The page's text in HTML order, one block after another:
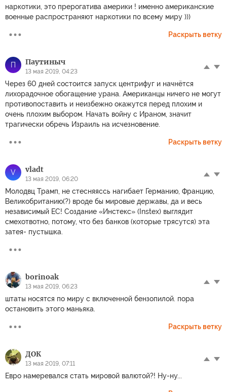
наркотики, это прерогатива америки ! именно американские
военные распространяют наркотики по всему миру )))
Раскрыть ветку
П Паутиныч
13 мая 2019, 04:23
Через 60 дней состоится запуск центрифуг и начнётся
лихорадочное обогащение урана. Американцы ничего не могут
противопоставить и неизбежно окажутся перед плохим и
очень плохим выбором. Начать войну с Ираном, значит
трагически обречь Израиль на исчезновение.
Раскрыть ветку
V vladt
13 мая 2019, 06:20
Молодвц Трамп, не стесняяссь нагибает Германию, Францию,
Великобританию(?) вроде бы мировые державы, да и весь
независимый ЕС! Создание «Инстекс» (Instex) выглядит
смехотвотно, потому, что без банков (которые трясутся) эта
затея- пустышка.
borinoak
13 мая 2019, 06:23
штаты носятся по миру с включенной бензопилой. пора
остановить этого маньяка.
Раскрыть ветку
ДОК
13 мая 2019, 07:11
Евро намеревался стать мировой валютой?! Ну-ну...